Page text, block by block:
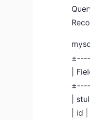
|
|
| id